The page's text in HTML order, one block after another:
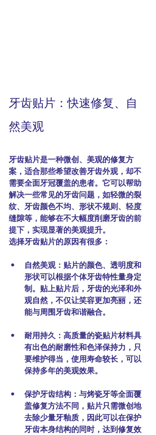
牙齿贴片：快速修复、自
然美观
牙齿贴片是一种微创、美观的修复方
案，适合那些希望改善牙齿外观，却不
需要全面牙冠覆盖的患者。它可以帮助
解决一些常见的牙齿问题，如轻微的裂
纹、牙齿颜色不均、形状不规则、轻度
缝隙等，能够在不大幅度削磨牙齿的前
提下，实现显著的美观提升。
选择牙齿贴片的原因有很多：
自然美观：贴片的颜色、透明度和
形状可以根据个体牙齿特性量身定
制。贴上贴片后，牙齿的光泽和外
观自然，不仅让笑容更加亮丽，还
能与周围牙齿和谐融合。
耐用持久 ：高质量的瓷贴片材料具
有出色的耐磨性和色泽保持力，只
要维护得当，使用寿命较长，可以
保持多年的美观效果。
保护牙齿结构 ：与烤瓷牙等全面覆
盖修复方法不同，贴片只需微创地
去除少量牙釉质，因此可以在保护
牙齿本身结构的同时，达到修复效